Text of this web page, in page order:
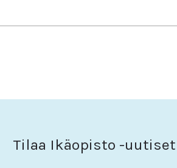
Tilaa Ikäopisto -uutiset